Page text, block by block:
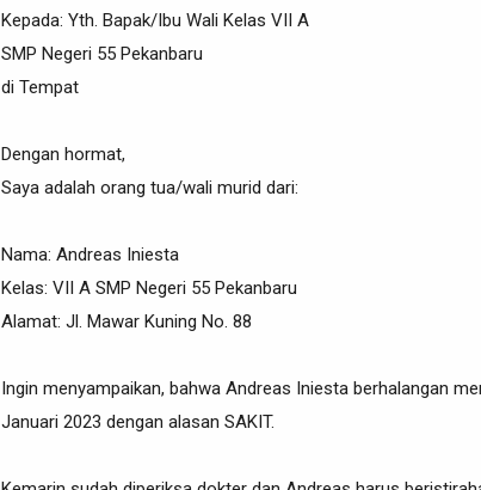
Kepada: Yth. Bapak/Ibu Wali Kelas VII A
SMP Negeri 55 Pekanbaru
di Tempat
Dengan hormat,
Saya adalah orang tua/wali murid dari:
Nama: Andreas Iniesta
Kelas: VII A SMP Negeri 55 Pekanbaru
Alamat: Jl. Mawar Kuning No. 88
Ingin menyampaikan, bahwa Andreas Iniesta berhalangan
Januari 2023 dengan alasan SAKIT.